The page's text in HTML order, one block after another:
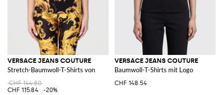
VERSACE JEANS COUTURE
Stretch-Baumwoll-T-Shirts von
CHF 144.80
CHF 115.84
-20%
VERSACE JEANS COUTURE
Baumwoll-T-Shirts mit Logo
CHF 148.54